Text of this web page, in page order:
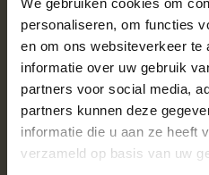
personaliseren, om functies
en om ons websiteverkeer te
informatie over uw gebruik
partners voor social media,
partners kunnen deze
informatie die u aan ze heeft
verzameld op basis van uw
op!
"Pallet eiken en een pallet
perfect afgeleverd. Kwaliteit
vlambeeld en komt heel veel
mee. Niet goedkoop maar echt
- Review viaFeedbackcompany